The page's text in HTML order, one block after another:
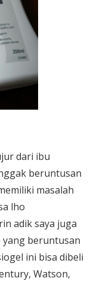
dari ibu
beruntusan
masalah
lho
adik saya juga
beruntusan
ini bisa dibeli
Watson,